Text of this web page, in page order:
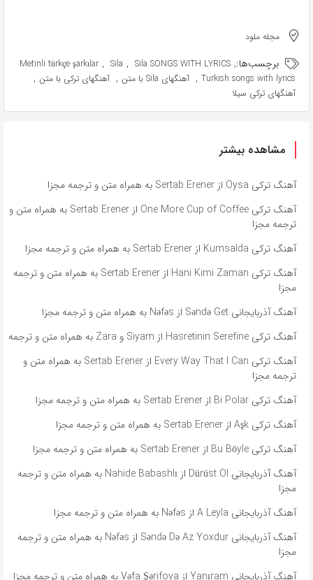
مجله ملود
برچسب‌ها: Metinli türkçe şarkılar , Sila , Sila SONGS WITH LYRICS ,
Turkish songs with lyrics
, آهنگهای Sila با متن , آهنگهای ترکی با متن ,
آهنگهای ترکی سیلا
مشاهده بیشتر
آهنگ ترکی Oysa از Sertab Erener به همراه متن و ترجمه مجزا
آهنگ ترکی One More Cup of Coffee از Sertab Erener به همراه متن و
ترجمه مجزا
آهنگ ترکی Kumsalda از Sertab Erener به همراه متن و ترجمه مجزا
آهنگ ترکی Hani Kimi Zaman از Sertab Erener به همراه متن و ترجمه
مجزا
آهنگ آذربایجانی Səndə Get از Nəfəs به همراه متن و ترجمه مجزا
آهنگ ترکی Hasretinin Serefine از Siyam و Zara به همراه متن و ترجمه
آهنگ ترکی Every Way That I Can از Sertab Erener به همراه متن و
ترجمه مجزا
آهنگ ترکی Bi Polar از Sertab Erener به همراه متن و ترجمه مجزا
آهنگ ترکی Aşk از Sertab Erener به همراه متن و ترجمه مجزا
آهنگ ترکی Bu Böyle از Sertab Erener به همراه متن و ترجمه مجزا
آهنگ آذربایجانی Dürüst Ol از Nahide Babashlı به همراه متن و ترجمه
مجزا
آهنگ آذربایجانی A Leyla از Nəfəs به همراه متن و ترجمه مجزا
آهنگ آذربایجانی Səndə Də Az Yoxdur از Nəfəs به همراه متن و ترجمه
مجزا
آهنگ آذربایجانی Yanıram از Vəfa Şərifova به همراه متن و ترجمه مجزا